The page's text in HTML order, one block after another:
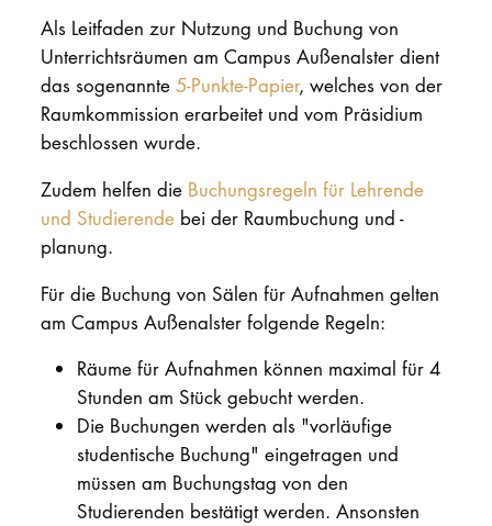
Als Leitfaden zur Nutzung und Buchung von
Unterrichtsräumen am Campus Außenalster dient
das sogenannte 5-Punkte-Papier, welches von der
Raumkommission erarbeitet und vom Präsidium
beschlossen wurde.
Zudem helfen die Buchungsregeln für Lehrende
und Studierendebei der Raumbuchung und -
planung.
Für die Buchung von Sälen für Aufnahmen gelten
am Campus Außenalster folgende Regeln:
Räume für Aufnahmen können maximal für 4
Stunden am Stück gebucht werden.
Die Buchungen werden als "vorläufige
studentische Buchung" eingetragen und
müssen am Buchungstag von den
Studierenden bestätigt werden. Ansonsten